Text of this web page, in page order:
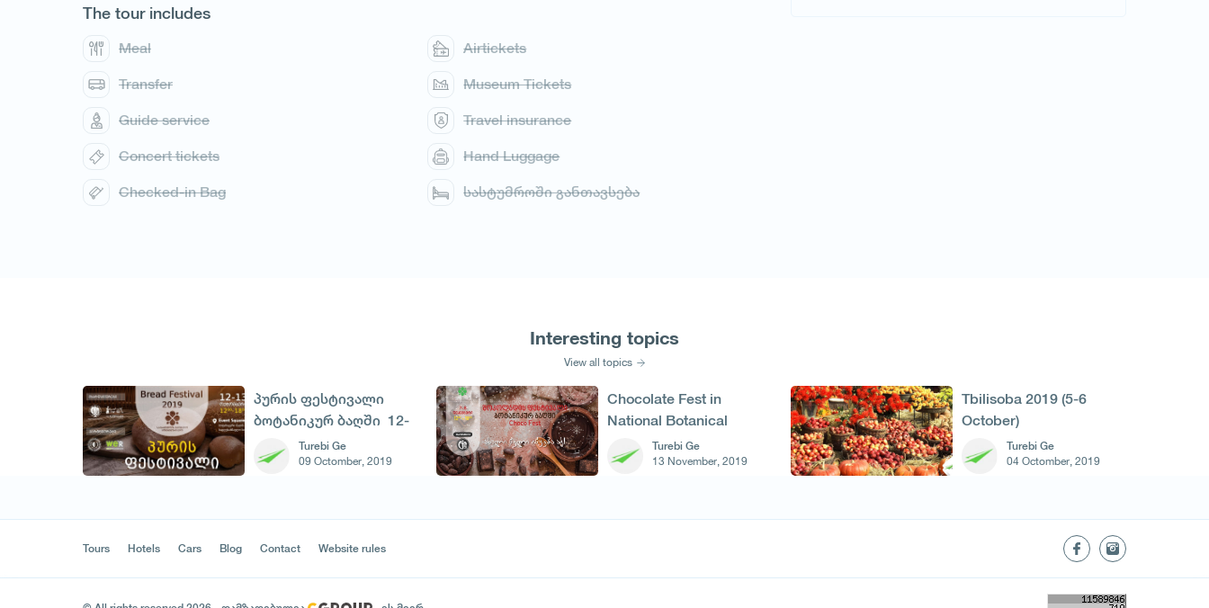
/
The tour includes
Meal Airtickets
Transfer Museum Tickets
Guide service Travel insurance
Concert tickets Hand Luggage
Checked-in Bag სასტუმროში განთავსება
Interesting topics
View all topics
პურის ფესტივალი
ბოტანიკურ ბაღში 12-
13 ოქტომბერს
Turebi Ge
09 Octomber, 2019
Chocolate Fest in
National Botanical
Garden of Georgia
Turebi Ge
13 November, 2019
Tbilisoba 2019 (5-6
October)
Turebi Ge
04 Octomber, 2019
Tours Hotels Cars Blog Contact Website rules